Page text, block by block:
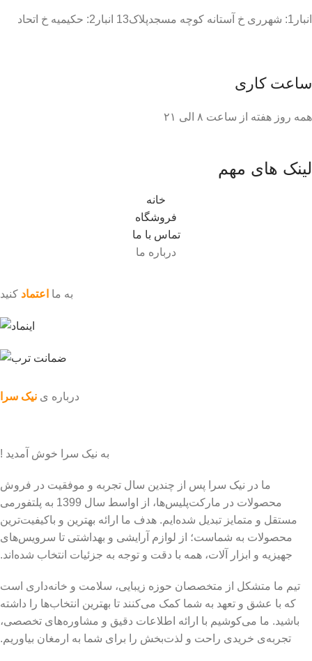
انبار1: شهرری خ آستانه کوچه مسجدپلاک13 انبار2: حکیمیه خ اتحاد
ساعت کاری
همه روز هفته از ساعت ٨ الی ۲۱
لینک های مهم
خانه
فروشگاه
تماس با ما
درباره ما
درباره ی نیک سرا
به نیک سرا خوش آمدید !
ما در نیک سرا پس از چندین سال تجربه و موفقیت در فروش
محصولات در مارکت‌پلیس‌ها، از اواسط سال 1399 به پلتفورمی
مستقل و متمایز تبدیل شده‌ایم. هدف ما ارائه بهترین و باکیفیت‌ترین
محصولات به شماست؛ از لوازم آرایشی و بهداشتی تا سرویس‌های
جهیزیه و ابزار آلات، همه با دقت و توجه به جزئیات انتخاب شده‌اند.
تیم ما متشکل از متخصصان حوزه زیبایی، سلامت و خانه‌داری است
که با عشق و تعهد به شما کمک می‌کنند تا بهترین انتخاب‌ها را داشته
باشید. ما می‌کوشیم با ارائه اطلاعات دقیق و مشاوره‌های تخصصی،
تجربه‌ی خریدی راحت و لذت‌بخش را برای شما به ارمغان بیاوریم.
به ما اعتماد کنید